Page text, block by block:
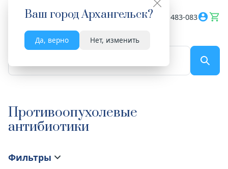
Ваш городАрхангельск?
Да, верно Нет, изменить
Весь сайт 8182 483-083
Противоопухолевые
антибиотики
Фильтры